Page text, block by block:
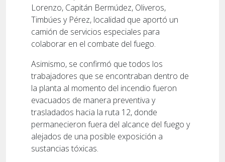
Lorenzo, Capitán Bermúdez, Oliveros,
Timbúes y Pérez, localidad que aportó un
camión de servicios especiales para
colaborar en el combate del fuego.
Asimismo, se confirmó que todos los
trabajadores que se encontraban dentro de
la planta al momento del incendio fueron
evacuados de manera preventiva y
trasladados hacia la ruta 12, donde
permanecieron fuera del alcance del fuego y
alejados de una posible exposición a
sustancias tóxicas.